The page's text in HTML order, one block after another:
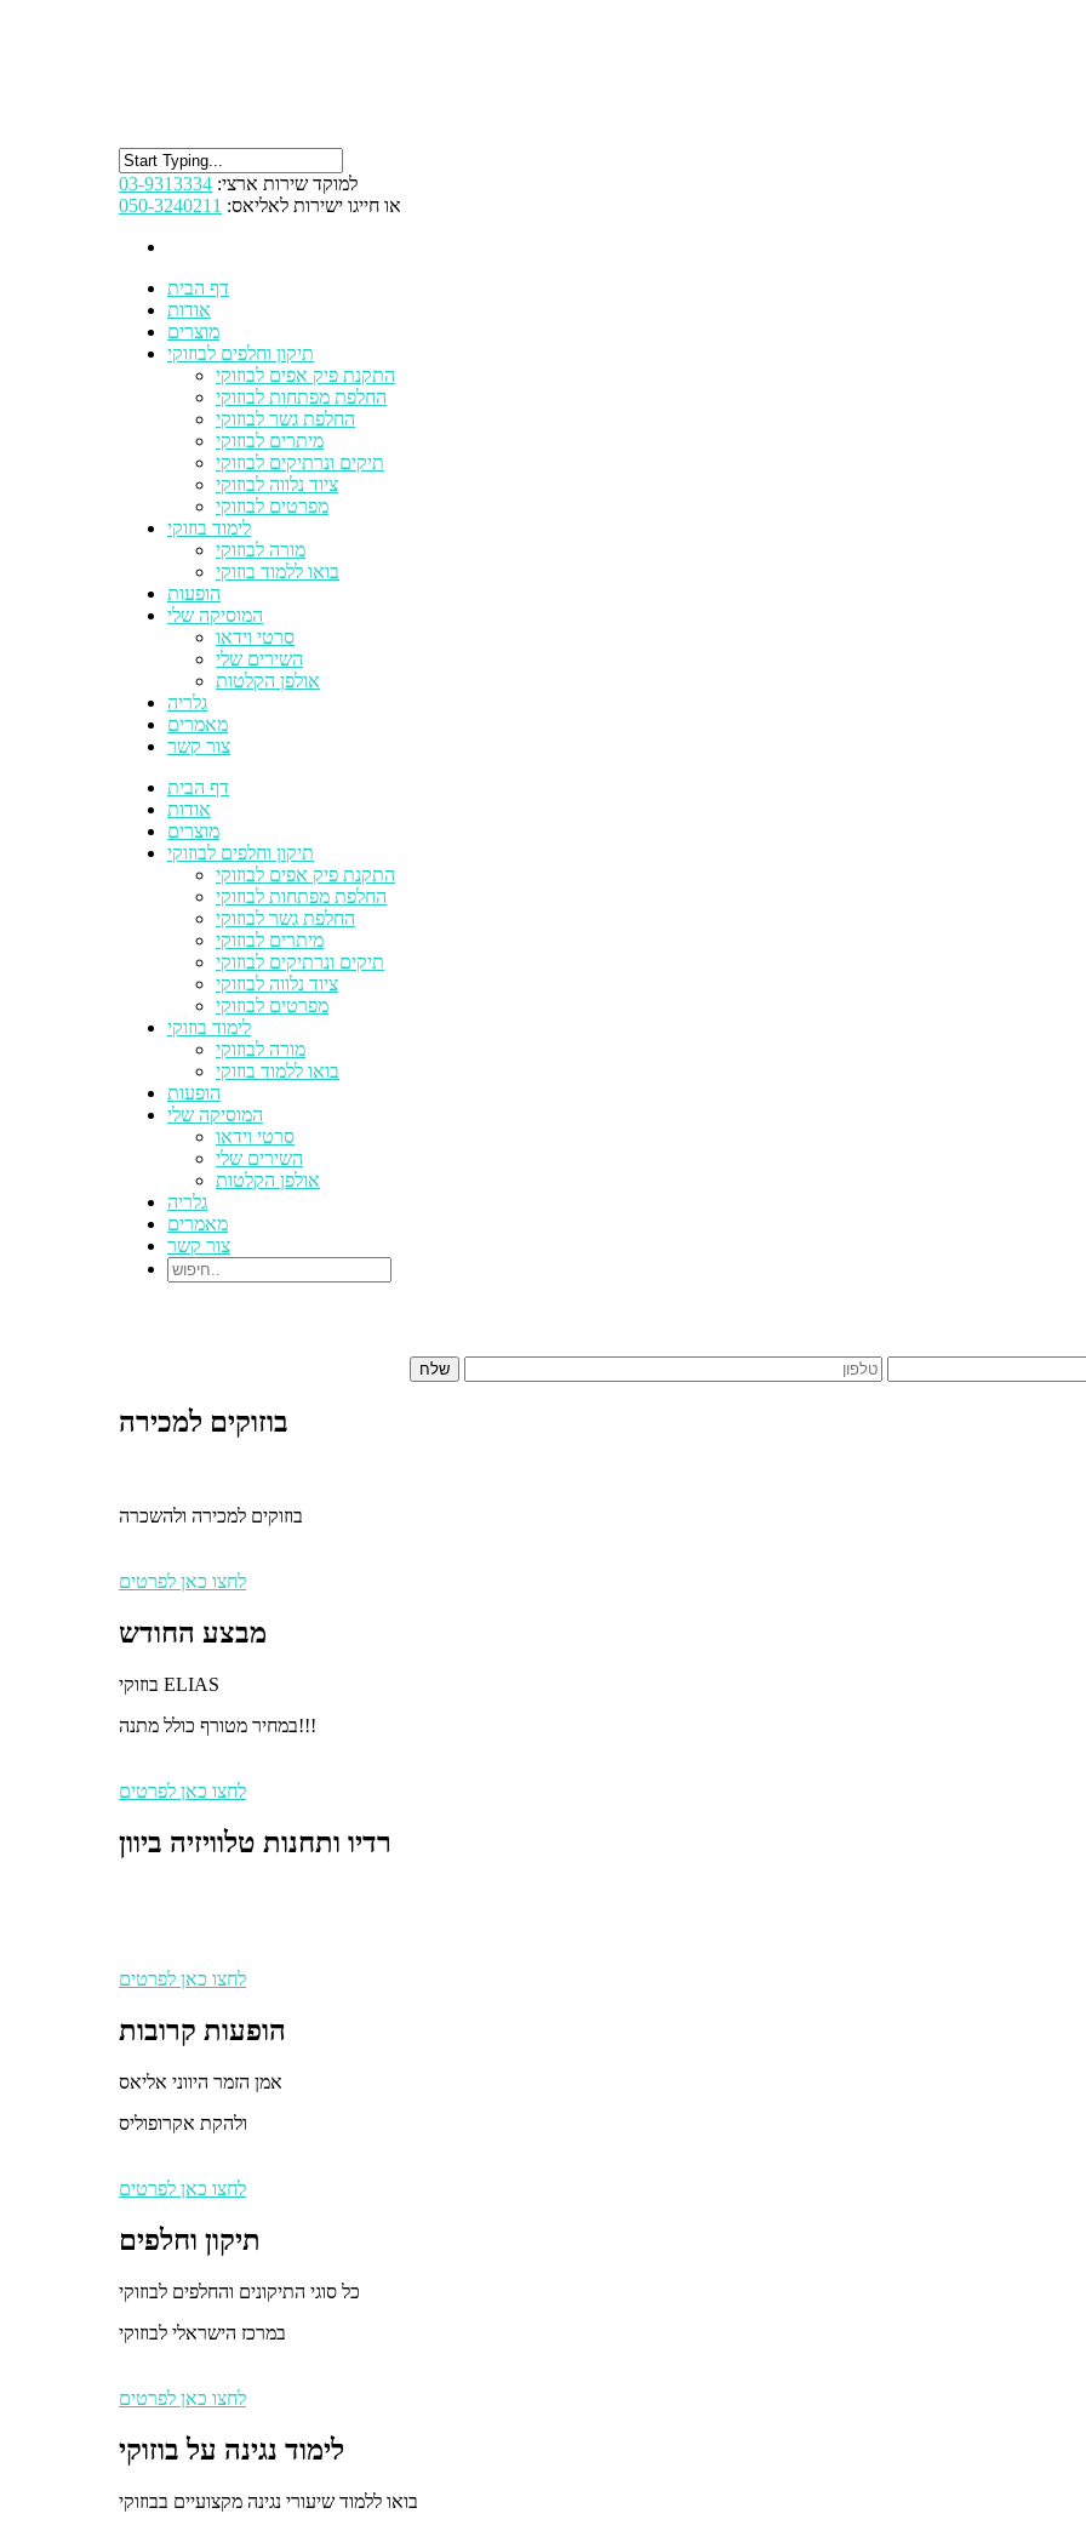
למוקד שירות ארצי: 03-9313334
או חייגו ישירות לאליאס: 050-3240211
דף הבית
אודות
מוצרים
תיקון וחלפים לבוזוקי
התקנת פיק אפים לבוזוקי
החלפת מפתחות לבוזוקי
החלפת גשר לבוזוקי
מיתרים לבוזוקי
תיקים ונרתיקים לבוזוקי
ציוד נלווה לבוזוקי
מפרטים לבוזוקי
לימוד בוזוקי
מורה לבוזוקי
בואו ללמוד בוזוקי
הופעות
המוסיקה שלי
סרטי וידאו
השירים שלי
אולפן הקלטות
גלריה
מאמרים
צור קשר
דף הבית
אודות
מוצרים
תיקון וחלפים לבוזוקי
התקנת פיק אפים לבוזוקי
החלפת מפתחות לבוזוקי
החלפת גשר לבוזוקי
מיתרים לבוזוקי
תיקים ונרתיקים לבוזוקי
ציוד נלווה לבוזוקי
מפרטים לבוזוקי
לימוד בוזוקי
מורה לבוזוקי
בואו ללמוד בוזוקי
הופעות
המוסיקה שלי
סרטי וידאו
השירים שלי
אולפן הקלטות
גלריה
מאמרים
צור קשר
בוזוקים למכירה
בוזוקים למכירה ולהשכרה
לחצו כאן לפרטים
מבצע החודש
בוזוקי ELIAS
במחיר מטורף כולל מתנה!!!
לחצו כאן לפרטים
רדיו ותחנות טלוויזיה ביוון
לחצו כאן לפרטים
הופעות קרובות
אמן הזמר היווני אליאס
ולהקת אקרופוליס
לחצו כאן לפרטים
תיקון וחלפים
כל סוגי התיקונים והחלפים לבוזוקי
במרכז הישראלי לבוזוקי
לחצו כאן לפרטים
לימוד נגינה על בוזוקי
בואו ללמוד שיעורי נגינה מקצועיים בבוזוקי